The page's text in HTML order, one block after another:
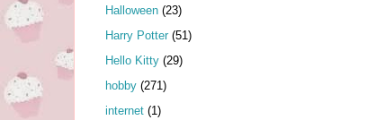
Halloween (23)
Harry Potter (51)
Hello Kitty (29)
hobby (271)
internet (1)